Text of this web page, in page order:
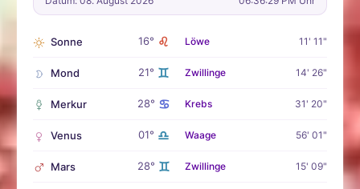
Sonne 16° ♌ Löwe 11' 11"
Mond 21° ♊ Zwillinge 14' 26"
Merkur 28° ♋ Krebs 31' 20"
Venus 01° ♎ Waage 56' 01"
Mars 28° ♊ Zwillinge 15' 09"